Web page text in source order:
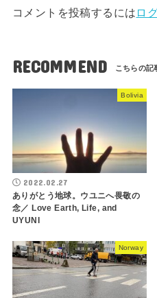
コメントを投稿するには ロ
RECOMMEND
Bolivia
2022.02.27
ありがとう地球。ウユニへ畏敬の
念／ Love Earth, Life, and
UYUNI
Norway